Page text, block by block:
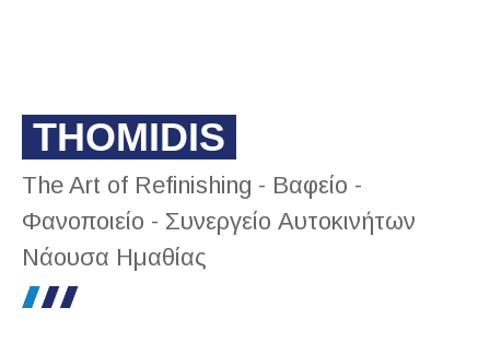
THOMIDIS
The Art of Refinishing - Βαφείο -
Φανοποιείο - Συνεργείο Αυτοκινήτων
Νάουσα Ημαθίας